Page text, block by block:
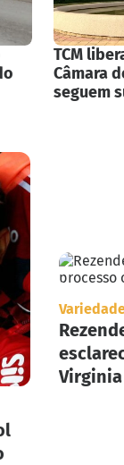
TCM
Câmara
seguem